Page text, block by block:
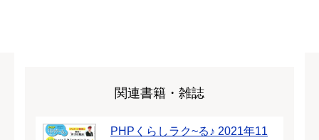
関連書籍・雑誌
PHPくらしラク~る♪ 2021年11